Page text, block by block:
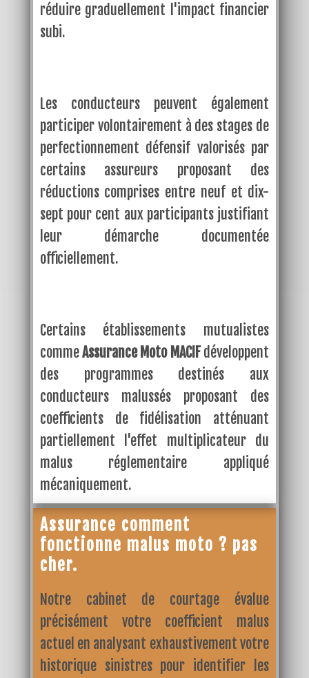
Assurance comment
fonctionne malus moto ? pas
cher.
Notre cabinet de courtage évalue
précisément votre coefficient malus
actuel en analysant exhaustivement votre
historique sinistres pour identifier les
réduire graduellement l'impact financier
subi.
Les conducteurs peuvent également
participer volontairement à des stages de
perfectionnement défensif valorisés par
certains assureurs proposant des
réductions comprises entre neuf et dix-
sept pour cent aux participants justifiant
leur démarche documentée
officiellement.
Certains établissements mutualistes
commeAssurance Moto MACIFdéveloppent
des programmes destinés aux
conducteurs malussés proposant des
coefficients de fidélisation atténuant
partiellement l'effet multiplicateur du
malus réglementaire appliqué
mécaniquement.